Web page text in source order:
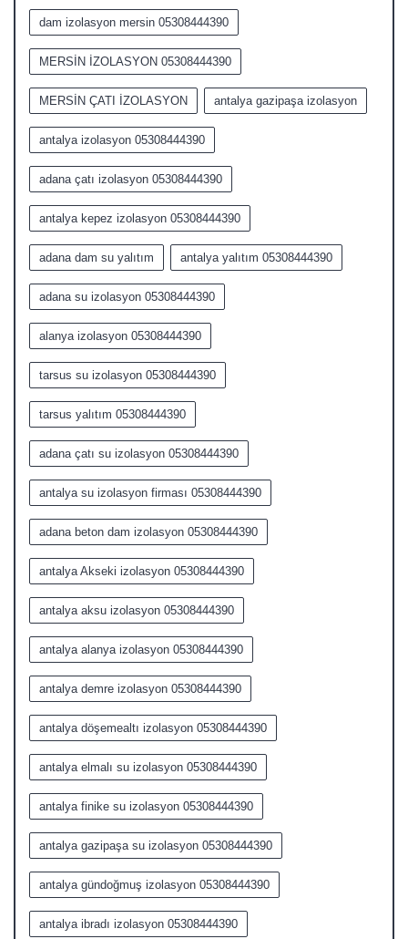
dam izolasyon mersin 05308444390
MERSİN İZOLASYON 05308444390
MERSİN ÇATI İZOLASYON antalya gazipaşa izolasyon
antalya izolasyon 05308444390
adana çatı izolasyon 05308444390
antalya kepez izolasyon 05308444390
adana dam su yalıtım antalya yalıtım 05308444390
adana su izolasyon 05308444390
alanya izolasyon 05308444390
tarsus su izolasyon 05308444390
tarsus yalıtım 05308444390
adana çatı su izolasyon 05308444390
antalya su izolasyon firması 05308444390
adana beton dam izolasyon 05308444390
antalya Akseki izolasyon 05308444390
antalya aksu izolasyon 05308444390
antalya alanya izolasyon 05308444390
antalya demre izolasyon 05308444390
antalya döşemealtı izolasyon 05308444390
antalya elmalı su izolasyon 05308444390
antalya finike su izolasyon 05308444390
antalya gazipaşa su izolasyon 05308444390
antalya gündoğmuş izolasyon 05308444390
antalya ibradı izolasyon 05308444390